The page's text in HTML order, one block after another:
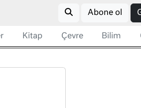
Abone ol
Kitap Çevre Bilim